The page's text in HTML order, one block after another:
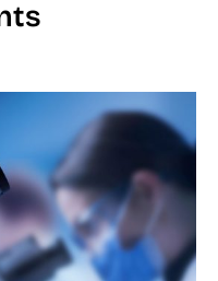
Universitaire